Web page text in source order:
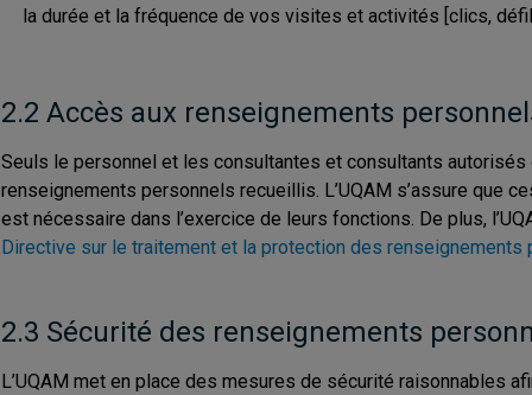
la durée et la fréquence de vos visites et activités [clics,
2.2 Accès aux renseignements
Seuls le personnel et les consultantes et consultants autorisés
renseignements personnels recueillis. L’UQAM s’assure que
est nécessaire dans l’exercice de leurs fonctions. De plus,
Directive sur le traitement et la protection des renseignements
2.3 Sécurité des renseignements
L’UQAM met en place des mesures de sécurité raisonnables